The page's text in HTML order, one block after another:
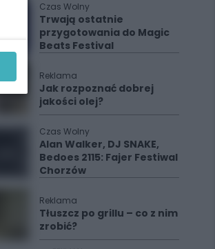
Czas Wolny
Trwają ostatnie
przygotowania do Magic
Beats Festival
Reklama
Jak rozpoznać dobrej
jakości olej?
Czas Wolny
Alan Walker, DJ SNAKE,
Bedoes 2115: Fajer Festiwal
Chorzów
Reklama
Tłuszcz po grillu – co z nim
zrobić?